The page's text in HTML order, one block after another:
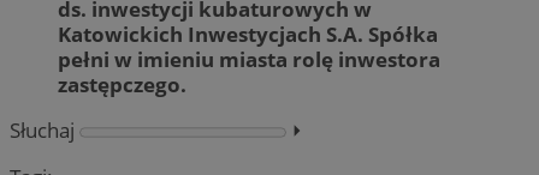
ds. inwestycji kubaturowych w
Katowickich Inwestycjach S.A. Spółka
pełni w imieniu miasta rolę inwestora
zastępczego.
Słuchaj
⏵︎